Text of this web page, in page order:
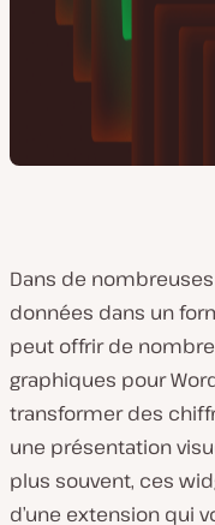
Dans de
données dans un
peut offrir de
graphiques pour
transformer des
une présentation
plus souvent, ces
d’une extension qui